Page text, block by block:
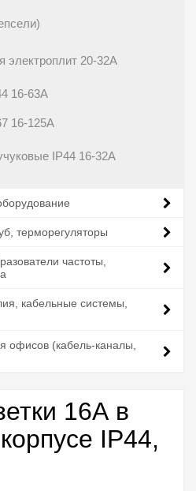
электроплит 20-32A
16-63А
16-125А
IP44 16-32A
терморегуляторы
частоты,
кабельные системы,
офисов (кабель-каналы,
16А в
IP44,